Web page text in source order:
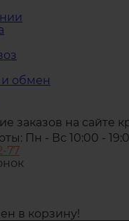
и обмен
заказов на сайте
Пн - Вс 10:00 -
77
в корзину!